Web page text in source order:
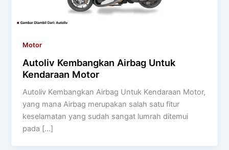
Motor
Autoliv Kembangkan Airbag Untuk
Kendaraan Motor
Autoliv Kembangkan Airbag Untuk Kendaraan Motor,
yang mana Airbag merupakan salah satu fitur
keselamatan yang sudah sangat lumrah ditemui
pada […]